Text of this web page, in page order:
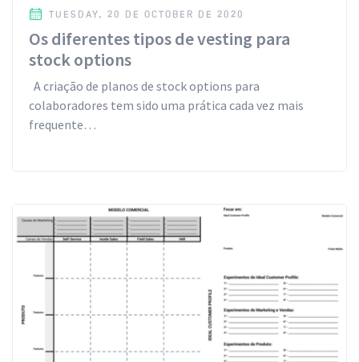
TUESDAY, 20 DE OCTOBER DE 2020
Os diferentes tipos de vesting para
stock options
A criação de planos de stock options para
colaboradores tem sido uma prática cada vez mais
frequente…